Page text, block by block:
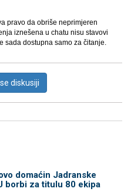
pravo da obriše neprimjeren
iznešena u chatu nisu stavovi
sada dostupna samo za čitanje.
diskusiji
domaćin Jadranske
borbi za titulu 80 ekipa